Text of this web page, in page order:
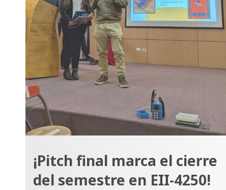
¡Pitch final marca el cierre
del semestre en EII-4250!